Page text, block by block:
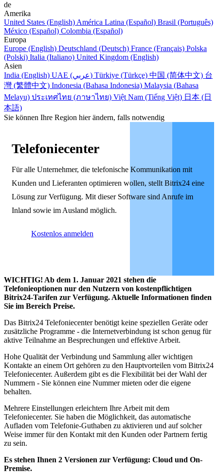
de
Amerika
United States (English) América Latina (Español) Brasil (Português)
México (Español) Colombia (Español)
Europa
Europe (English) Deutschland (Deutsch) France (Français) Polska
(Polski) Italia (Italiano) United Kingdom (English)
Asien
India (English)
UAE (عربي) Türkiye (Türkçe) 中国 (简体中文) 台
灣 (繁體中文) Indonesia (Bahasa Indonesia) Malaysia (Bahasa
Melayu) ประเทศไทย (ภาษาไทย) Việt Nam (Tiếng Việt) 日本 (日
本語)
Sie können Ihre Region hier ändern, falls notwendig
Telefoniecenter
Für alle Unternehmer, die telefonische Kommunikation mit
Kunden und Lieferanten optimieren wollen, stellt Bitrix24 eine
Lösung zur Verfügung. Mit dieser Software sind Anrufe im
Inland sowie im Ausland möglich.
Kostenlos anmelden
WICHTIG! Ab dem 1. Januar 2021 stehen die
Telefonieoptionen nur den Nutzern von kostenpflichtigen
Bitrix24-Tarifen zur Verfügung. Aktuelle Informationen finden
Sie im Bereich Preise.
Das Bitrix24 Telefoniecenter benötigt keine speziellen Geräte oder
zusätzliche Programme - die Internetverbindung ist schon genug für
aktive Teilnahme an Besprechungen und effektive Arbeit.
Hohe Qualität der Verbindung und Sammlung aller wichtigen
Kontakte an einem Ort gehören zu den Hauptvorteilen vom Bitrix24
Telefoniecenter. Außerdem gibt es die Flexibilität bei der Wahl der
Nummern - Sie können eine Nummer mieten oder die eigene
behalten.
Mehrere Einstellungen erleichtern Ihre Arbeit mit dem
Telefoniecenter. Sie haben die Möglichkeit, das automatische
Aufladen vom Telefonie-Guthaben zu aktivieren und auf solcher
Weise immer für den Kontakt mit den Kunden oder Partnern fertig
zu sein.
Es stehen Ihnen 2 Versionen zur Verfügung: Cloud und On-
Premise.